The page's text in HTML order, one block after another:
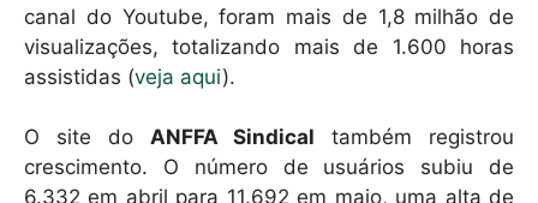
canal do Youtube, foram mais de 1,8 milhão de
visualizações, totalizando mais de 1.600 horas
assistidas (veja aqui).
O site do ANFFA Sindical também registrou
crescimento. O número de usuários subiu de
6.332 em abril para 11.692 em maio, uma alta de